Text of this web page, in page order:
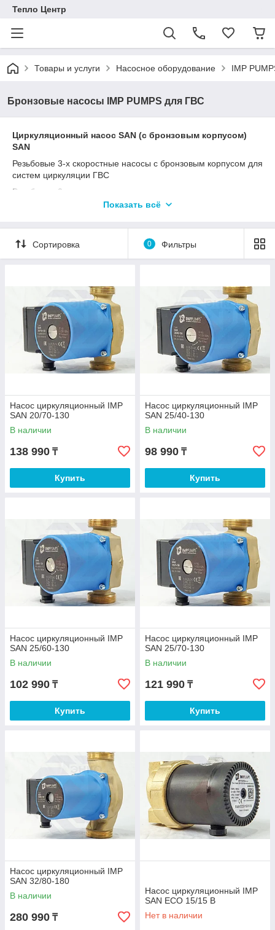
Тепло Центр
Товары и услуги Насосное оборудование IMP
Бронзовые насосы IMP PUMPS для ГВС
Циркуляционный насос SAN (с бронзовым корпусом)
SAN
Резьбовые 3-х скоростные насосы с бронзовым корпусом для
систем циркуляции ГВС
Резьбовые 3-х скоростные циркуляционные насосы с
бронзовым корпусом для систем циркуляции ГВС, 230V.
насосы серии SAN применяются для перекачивания жидких
сред в системах отопления, циркуляции ГВС, вентиляции,
охлаждения и кондиционирования воздуха. Насосы
представлены в двух исполнениях: одинарные и сдвоенные
Показать всё
Сортировка 0 Фильтры
Насос циркуляционный IMP
SAN 20/70-130
В наличии
138 990 ₸
Купить
Насос циркуляционный IMP
SAN 25/40-130
В наличии
98 990 ₸
Купить
Насос циркуляционный IMP
SAN 25/60-130
В наличии
102 990 ₸
Купить
Насос циркуляционный IMP
SAN 25/70-130
В наличии
121 990 ₸
Купить
Насос циркуляционный IMP
SAN 32/80-180
В наличии
280 990 ₸
Насос циркуляционный IMP
SAN ECO 15/15 B
Нет в наличии